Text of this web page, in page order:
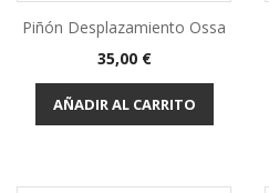
Piñón Desplazamiento Ossa
Precio
35,00 €
AÑADIR AL CARRITO